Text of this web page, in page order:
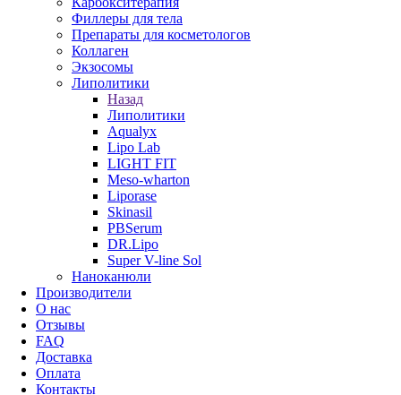
Филлеры для тела
Препараты для косметологов
Коллаген
Экзосомы
Липолитики
Назад
Липолитики
Aqualyx
Lipo Lab
LIGHT FIT
Meso-wharton
Liporase
Skinasil
PBSerum
DR.Lipo
Super V-line Sol
Наноканюли
Производители
О нас
Отзывы
FAQ
Доставка
Оплата
Контакты